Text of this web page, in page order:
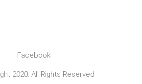
Facebook
2020. All Rights Reserved